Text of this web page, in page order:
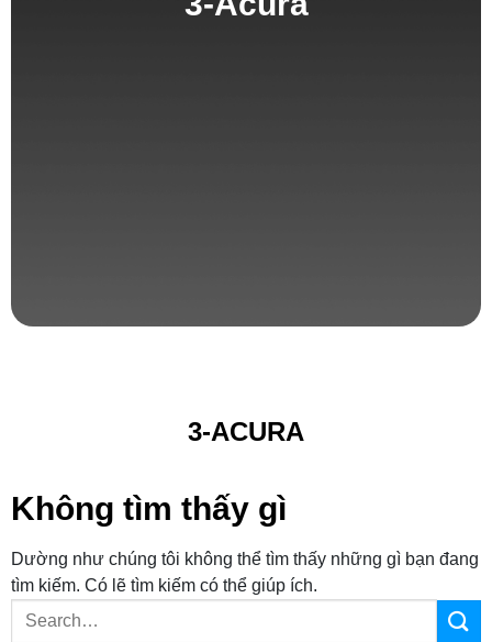
3-ACURA
Không tìm thấy gì
Dường như chúng tôi không thể tìm thấy những gì bạn đang
tìm kiếm. Có lẽ tìm kiếm có thể giúp ích.